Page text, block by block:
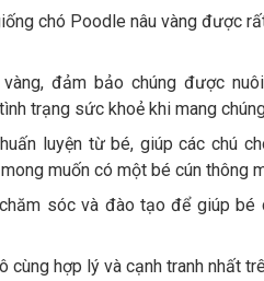
chó Poodle nâu vàng được
đảm bảo chúng được
trạng sức khoẻ khi mang
luyện từ bé, giúp các chú
muốn có một bé cún thông
sóc và đào tạo để giúp bé
hợp lý và cạnh tranh nhất